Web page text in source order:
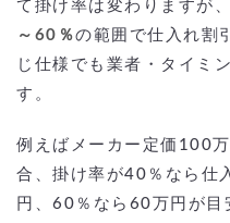
て掛け率は変わりますが
～60％の範囲で仕入れ割
じ仕様でも業者・タイミ
す。
例えばメーカー定価100
合、掛け率が40％なら仕
円、60％なら60万円が目